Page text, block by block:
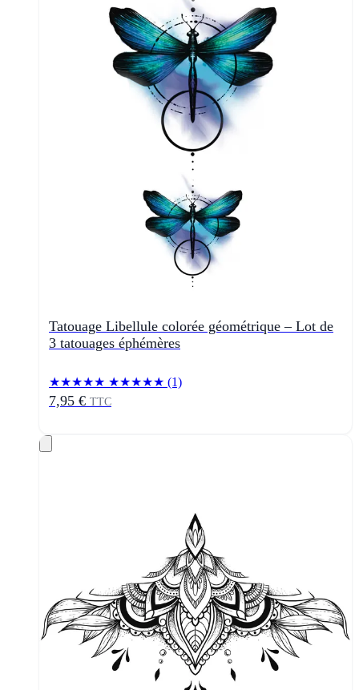
Tatouage Libellule colorée géométrique – Lot de
3 tatouages éphémères
★★★★★ ★★★★★ (1)
7,95 € TTC